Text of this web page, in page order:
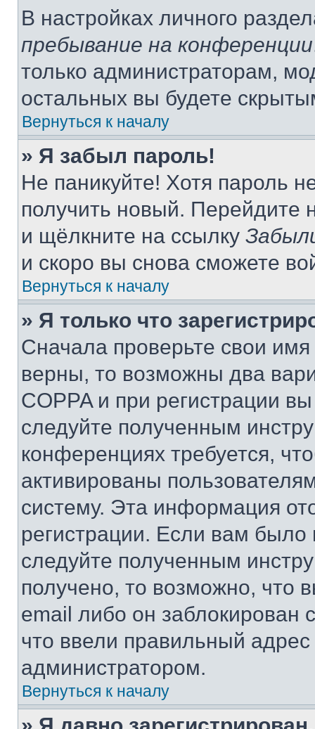
В настройках личного
пребывание на конференции
только администраторам,
остальных вы будете
Вернуться к началу
» Я забыл пароль!
Не паникуйте! Хотя пароль
получить новый. Перейдите
и щёлкните на ссылку
и скоро вы снова сможете
Вернуться к началу
» Я только что
Сначала проверьте свои
верны, то возможны два
COPPA и при регистрации
следуйте полученным
конференциях требуется,
активированы
систему. Эта информация
регистрации. Если вам
следуйте полученным
получено, то возможно, что
email либо он
что ввели правильный адрес
администратором.
Вернуться к началу